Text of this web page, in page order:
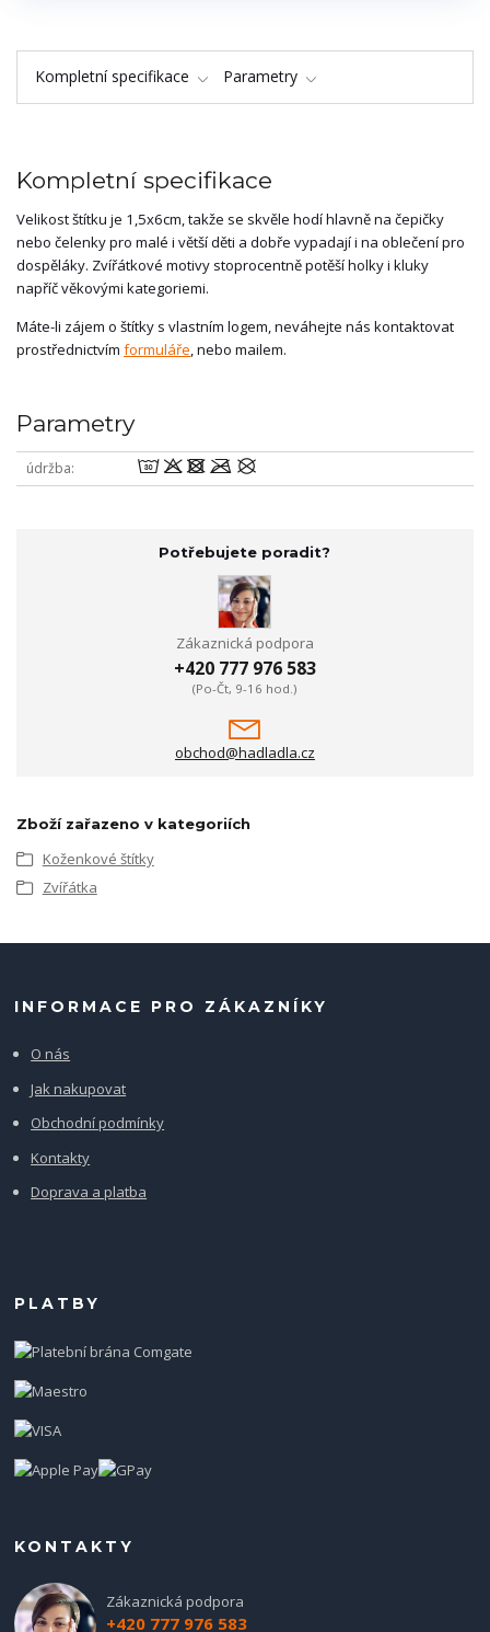
Kompletní specifikace Parametry
Kompletní specifikace
Velikost štítku je 1,5x6cm, takže se skvěle hodí hlavně na čepičky
nebo čelenky pro malé i větší děti a dobře vypadají i na oblečení pro
dospěláky. Zvířátkové motivy stoprocentně potěší holky i kluky
napříč věkovými kategoriemi.
Máte-li zájem o štítky s vlastním logem, neváhejte nás kontaktovat
prostřednictvím formuláře, nebo mailem.
Parametry
údržba wodmU
Potřebujete poradit?
Zákaznická podpora
+420 777 976 583
(Po-Čt, 9-16 hod.)
obchod@hadladla.cz
Zboží zařazeno v kategoriích
Koženkové štítky
Zvířátka
INFORMACE PRO ZÁKAZNÍKY
O nás
Jak nakupovat
Obchodní podmínky
Kontakty
Doprava a platba
PLATBY
KONTAKTY
Zákaznická podpora
+420 777 976 583